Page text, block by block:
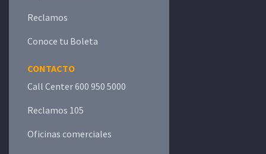
Reclamos
Conoce tu Boleta
CONTACTO
Call Center 600 950 5000
Reclamos 105
Oficinas comerciales